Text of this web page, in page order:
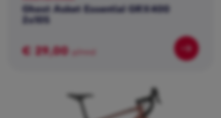
Ghost Asket Essential GRX400
2x10S
€ 29,00